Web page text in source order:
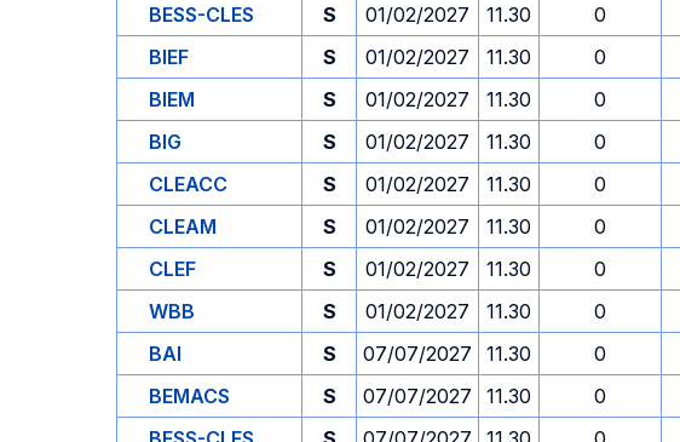
BESS-CLES
S 01/02/2027 11.30 0
BIEF
S 01/02/2027 11.30 0
BIEM
S 01/02/2027 11.30 0
BIG
S 01/02/2027 11.30 0
CLEACC
S 01/02/2027 11.30 0
CLEAM
S 01/02/2027 11.30 0
CLEF
S 01/02/2027 11.30 0
WBB
S 01/02/2027 11.30 0
BAI
S 07/07/2027 11.30 0
BEMACS
S 07/07/2027 11.30 0